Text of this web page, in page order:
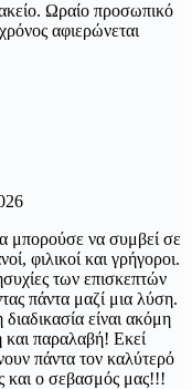
Ωραίο προσωπικό
αφιερώνεται
μπορούσε να συμβεί σε
φιλικοί και γρήγοροι.
των επισκεπτών
πάντα μαζί μια λύση.
είναι ακόμη
παραλαβή! Εκεί
πάντα τον καλύτερό
και ο σεβασμός μας!!!